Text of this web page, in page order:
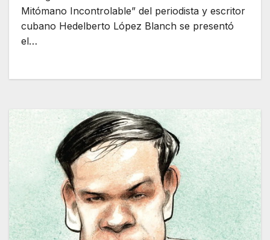
Mitómano Incontrolable” del periodista y escritor
cubano Hedelberto López Blanch se presentó
el…